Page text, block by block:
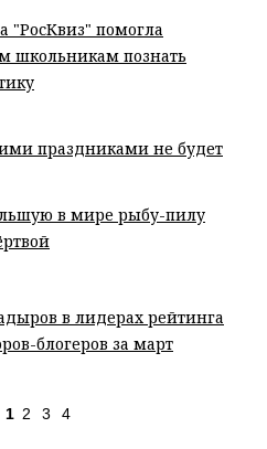
"РосКвиз" помогла
школьникам познать
праздниками не будет
в мире рыбу-пилу
в лидерах рейтинга
блогеров за март
1 2 3 4